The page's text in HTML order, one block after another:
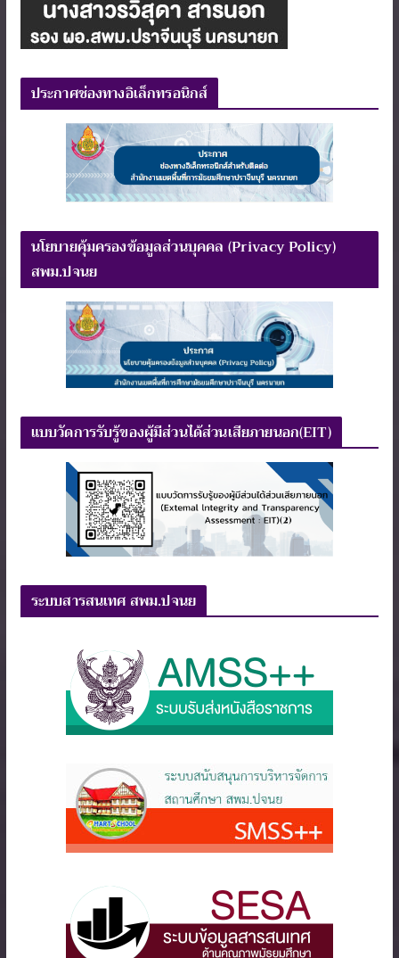
ประกาศช่องทางอิเล็กทรอนิกส์
นโยบายคุ้มครองข้อมูลส่วนบุคคล (Privacy Policy)
สพม.ปจนย
แบบวัดการรับรู้ของผู้มีส่วนได้ส่วนเสียภายนอก(EIT)
ระบบสารสนเทศ สพม.ปจนย